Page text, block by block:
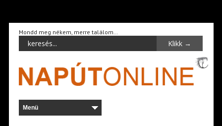
Mondd meg nékem, merre találom…